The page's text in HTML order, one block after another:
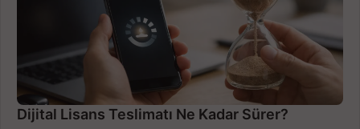
Dijital Lisans Teslimatı Ne Kadar Sürer?